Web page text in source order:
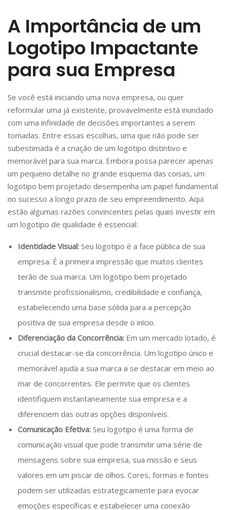
A Importância de um
Logotipo Impactante
para sua Empresa
Se você está iniciando uma nova empresa, ou quer
reformular uma já existente, provavelmente está inundado
com uma infinidade de decisões importantes a serem
tomadas. Entre essas escolhas, uma que não pode ser
subestimada é a criação de um logotipo distintivo e
memorável para sua marca. Embora possa parecer apenas
um pequeno detalhe no grande esquema das coisas, um
logotipo bem projetado desempenha um papel fundamental
no sucesso a longo prazo de seu empreendimento. Aqui
estão algumas razões convincentes pelas quais investir em
um logotipo de qualidade é essencial:
Identidade Visual: Seu logotipo é a face pública de sua
empresa. É a primeira impressão que muitos clientes
terão de sua marca. Um logotipo bem projetado
transmite profissionalismo, credibilidade e confiança,
estabelecendo uma base sólida para a percepção
positiva de sua empresa desde o início.
Diferenciação da Concorrência: Em um mercado lotado, é
crucial destacar-se da concorrência. Um logotipo único e
memorável ajuda a sua marca a se destacar em meio ao
mar de concorrentes. Ele permite que os clientes
identifiquem instantaneamente sua empresa e a
diferenciem das outras opções disponíveis.
Comunicação Efetiva: Seu logotipo é uma forma de
comunicação visual que pode transmitir uma série de
mensagens sobre sua empresa, sua missão e seus
valores em um piscar de olhos. Cores, formas e fontes
podem ser utilizadas estrategicamente para evocar
emoções específicas e estabelecer uma conexão